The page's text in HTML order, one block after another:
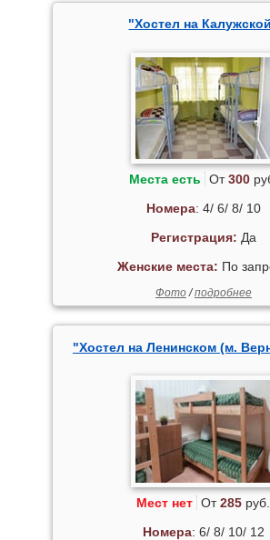
"Хостел на
Места есть От300
Номера: 4/ 6/ 8/ 10
Регистрация: Да
Женские места: По
Фото/подробнее
"Хостел на Ленинском (м.
Мест нет От285 руб.
Номера: 6/ 8/ 10/ 12